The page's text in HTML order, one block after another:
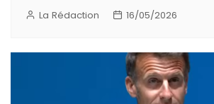
La Rédaction 16/05/2026